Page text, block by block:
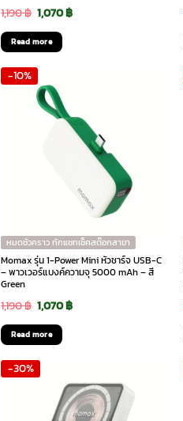
1,190฿ Original
price
was:
1,190 ฿.
1,070฿Current
Read more
-10%
หมดชั่วคราว ทักแชทเช็คสต๊อกสาขา
Momax รุ่น 1-Power Mini หัวชาร์จ USB-C
– พาวเวอร์แบงค์ความจุ 5000 mAh – สี
Green
1,190฿ Original
price
was:
1,190 ฿.
1,070฿Current
Read more
-30%